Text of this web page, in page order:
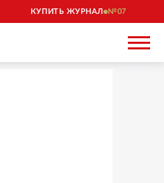
КУПИТЬ ЖУРНАЛ 07